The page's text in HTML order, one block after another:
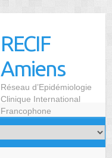
RECIF
Amiens
Réseau d’Epidémiologie
Clinique International
Francophone